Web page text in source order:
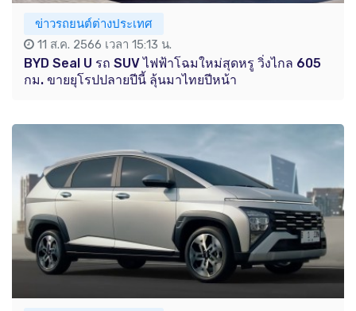
ข่าวรถยนต์ต่างประเทศ
11 ส.ค. 2566 เวลา 15:13 น.
BYD Seal U รถ SUV ไฟฟ้าโฉมใหม่สุดหรู วิ่งไกล 605
กม. ขายยุโรปปลายปีนี้ ลุ้นมาไทยปีหน้า